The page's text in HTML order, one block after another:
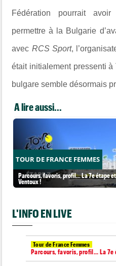
Fédération pourrait
permettre à la Bulgarie
avec RCS Sport,
était initialement pressenti
bulgare semble désormais
A lire aussi...
TOUR DE FRANCE FEMMES
Parcours, favoris, profil… La 7e étape
Ventoux !
L'INFO EN LIVE
Tour de France Femmes
Parcours, favoris, profil… La 7e